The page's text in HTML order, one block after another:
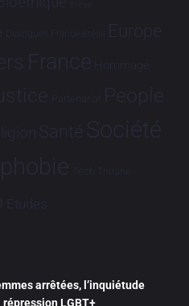
Brève
Dialogues France-Brésil Europe
France Hommage
Partenariat People
Santé Société
Tech Tribune
Études
arrêtées, l’inquiétude
LGBT+